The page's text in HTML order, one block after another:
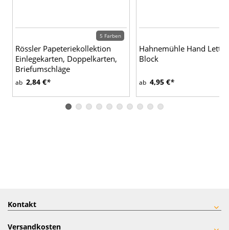
5 Farben
Rössler Papeteriekollektion
Einlegekarten, Doppelkarten,
Briefumschläge
ab 2,84 €
Hahnemühle Hand
Block
ab 4,95 €
Kontakt
Versandkosten